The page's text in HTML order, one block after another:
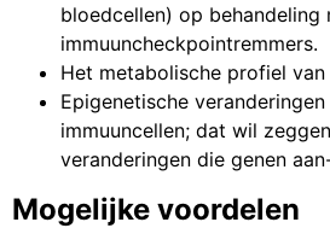
bloedcellen) op behandeling
immuuncheckpointremmers.
Het metabolische profiel van
Epigenetische
immuuncellen; dat wil
veranderingen die genen
Mogelijke voordelen